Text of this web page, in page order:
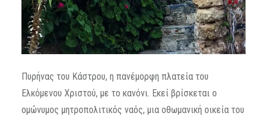
Πυρήνας του Κάστρου, η πανέμορφη πλατεία του
Ελκόμενου Χριστού, με το κανόνι. Εκεί βρίσκεται ο
ομώνυμος μητροπολιτικός ναός, μια οθωμανική οικεία του